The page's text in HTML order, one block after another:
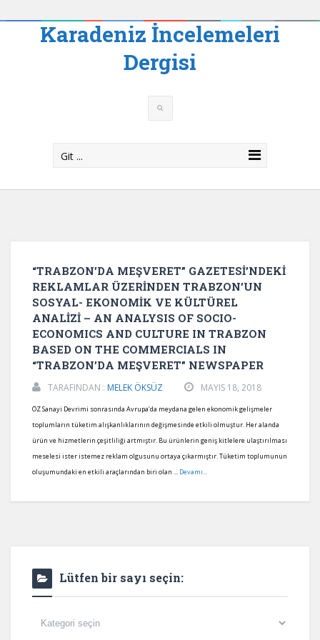
Karadeniz İncelemeleri
Dergisi
Git ...
“TRABZON’DA MEŞVERET” GAZETESİ’NDEKİ
REKLAMLAR ÜZERİNDEN TRABZON’UN
SOSYAL- EKONOMİK VE KÜLTÜREL
ANALİZİ – AN ANALYSIS OF SOCIO-
ECONOMICS AND CULTURE IN TRABZON
BASED ON THE COMMERCIALS IN
“TRABZON’DA MEŞVERET” NEWSPAPER
TARAFINDAN : MELEK ÖKSÜZ MAYIS 18, 2018
ÖZ Sanayi Devrimi sonrasında Avrupa’da meydana gelen ekonomik gelişmeler
toplumların tüketim alışkanlıklarının değişmesinde etkili olmuştur. Her alanda
ürün ve hizmetlerin çeşitliliği artmıştır. Bu ürünlerin geniş kitlelere ulaştırılması
meselesi ister istemez reklam olgusunu ortaya çıkarmıştır. Tüketim toplumunun
oluşumundaki en etkili araçlarından biri olan ... Devamı...
Lütfen bir sayı seçin:
Lütfen